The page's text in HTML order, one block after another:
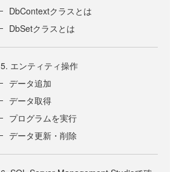
DbContextクラスとは
DbSetクラスとは
5. エンティティ操作
データ追加
データ取得
プログラムを実行
データ更新・削除